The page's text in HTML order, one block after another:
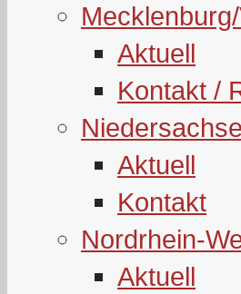
Aktuell
Kontakt /
Aktuell
Kontakt
Nordrhein-
Aktuell